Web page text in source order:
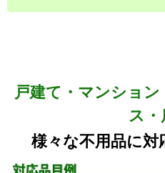
戸建て・マンショ
ス・
様々な不用品に対